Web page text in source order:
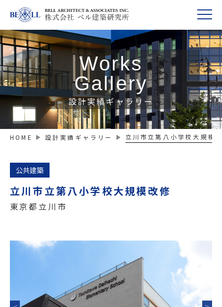
Works
Gallery
設計実績ギャラリー
HOME 設計実績ギャラリー 立川市立第八小学校大規模
公共建築
立川市立第八小学校大規模改修
東京都立川市